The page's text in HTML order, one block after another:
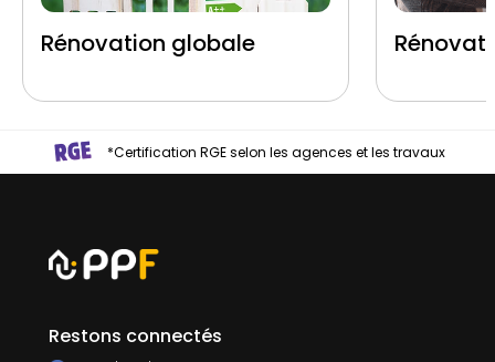
Rénovation globale
*Certification RGE selon les agences et les travaux
Restons connectés